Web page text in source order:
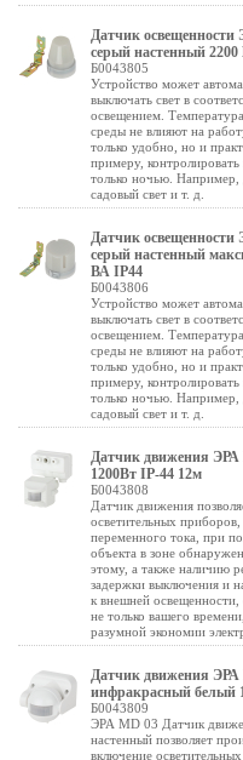
Датчик освещенности
серый настенный
Б0043805
Устройство может
выключать свет в
освещением.
среды не влияют на
только удобно, но и
примеру,
только ночью. Например,
садовый свет и т. д.
Датчик освещенности
серый настенный
ВА IP44
Б0043806
Устройство может
выключать свет в
освещением.
среды не влияют на
только удобно, но и
примеру,
только ночью. Например,
садовый свет и т. д.
Датчик движения
1200Вт IP-44 12м
Б0043808
Датчик движения
осветительных
переменного тока, при
объекта в зоне
этому, а также наличию
задержки выключения и
к внешней освещенности,
не только вашего
разумной экономии
Датчик движения ЭРА
инфракрасный белый
Б0043809
ЭРА MD 03 Датчик
настенный позволяет
включение